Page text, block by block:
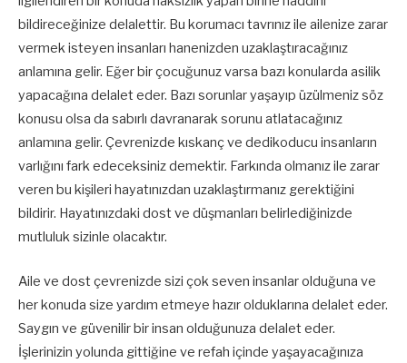
bildireceğinize delalettir. Bu korumacı tavrınız ile ailenize zarar
vermek isteyen insanları hanenizden uzaklaştıracağınız
anlamına gelir. Eğer bir çocuğunuz varsa bazı konularda asilik
yapacağına delalet eder. Bazı sorunlar yaşayıp üzülmeniz söz
konusu olsa da sabırlı davranarak sorunu atlatacağınız
anlamına gelir. Çevrenizde kıskanç ve dedikoducu insanların
varlığını fark edeceksiniz demektir. Farkında olmanız ile zarar
veren bu kişileri hayatınızdan uzaklaştırmanız gerektiğini
bildirir. Hayatınızdaki dost ve düşmanları belirlediğinizde
mutluluk sizinle olacaktır.
Aile ve dost çevrenizde sizi çok seven insanlar olduğuna ve
her konuda size yardım etmeye hazır olduklarına delalet eder.
Saygın ve güvenilir bir insan olduğunuza delalet eder.
İşlerinizin yolunda gittiğine ve refah içinde yaşayacağınıza